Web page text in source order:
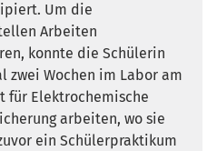
Um die
Arbeiten
konnte die Schülerin
zwei Wochen im Labor am
für Elektrochemische
arbeiten, wo sie
ein Schülerpraktikum